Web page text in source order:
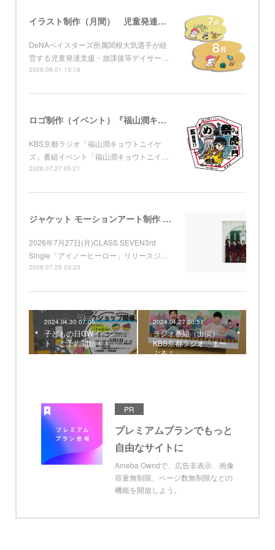
イラスト制作（月間） 児童発達支援・放課後等デイサービス グローブ
DeNAベイスターズ所属関根大気選手が経
営する児童発達支援・放課後等デイサー…
2026.08.01 13:18
ロゴ制作（イベント）『福山潤キョウトニイケズ ～五周年！め組の祭りは虎ノ門』 KBS京都
KBS京都ラジオ「福山潤キョウトニイケ
ズ」番組イベント「福山潤キョウトニイ…
2026.07.27 05:21
ジャケット モーションアート制作 （Apple Music) CLASS SEVEN 3rd Single「アイノーヒーロー」
2026年7月27日(月)CLASS SEVEN3rd
Single「アイノーヒーロー」リリースジ…
2026.07.26 23:23
2024.04.30 07:05
子どもの日GWイベン
ト ご予約開始！！
2024.04.27 00:51
ラジオ番組（出演）
KBS京都ラジオ「ま〜
ぶる！」
PR
プレミアムプランでもっと
自由なサイトに
Ameba Owndで、広告非表示、画像
容量無制限、ページ数無制限などの
機能を開放しよう。